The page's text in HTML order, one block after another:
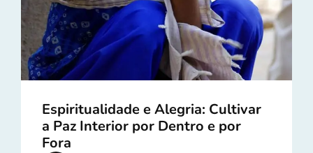
Espiritualidade e Alegria: Cultivar
a Paz Interior por Dentro e por
Fora